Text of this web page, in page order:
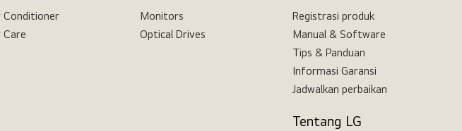
Conditioner
Care
Monitors
Optical Drives
Registrasi produk
Manual & Software
Tips & Panduan
Informasi Garansi
Jadwalkan perbaikan
Tentang LG